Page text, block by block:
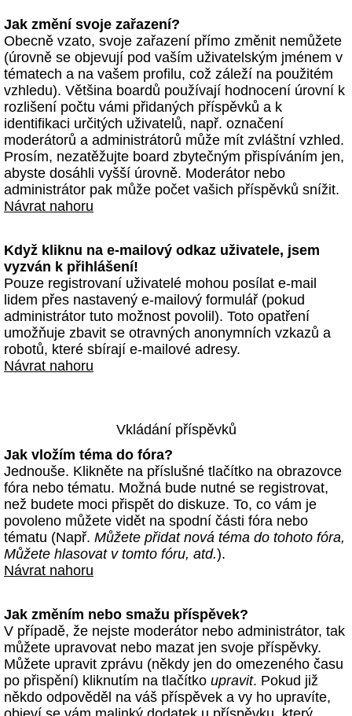
Jak změní svoje zařazení?
Obecně vzato, svoje zařazení přímo změnit nemůžete
(úrovně se objevují pod vaším uživatelským jménem v
tématech a na vašem profilu, což záleží na použitém
vzhledu). Většina boardů používají hodnocení úrovní k
rozlišení počtu vámi přidaných příspěvků a k
identifikaci určitých uživatelů, např. označení
moderátorů a administrátorů může mít zvláštní vzhled.
Prosím, nezatěžujte board zbytečným přispíváním jen,
abyste dosáhli vyšší úrovně. Moderátor nebo
administrátor pak může počet vašich příspěvků snížit.
Návrat nahoru
Když kliknu na e-mailový odkaz uživatele, jsem
vyzván k přihlášení!
Pouze registrovaní uživatelé mohou posílat e-mail
lidem přes nastavený e-mailový formulář (pokud
administrátor tuto možnost povolil). Toto opatření
umožňuje zbavit se otravných anonymních vzkazů a
robotů, které sbírají e-mailové adresy.
Návrat nahoru
Vkládání příspěvků
Jak vložím téma do fóra?
Jednouše. Klikněte na příslušné tlačítko na obrazovce
fóra nebo tématu. Možná bude nutné se registrovat,
než budete moci přispět do diskuze. To, co vám je
povoleno můžete vidět na spodní části fóra nebo
tématu (Např. Můžete přidat nová téma do tohoto fóra,
Můžete hlasovat v tomto fóru, atd.).
Návrat nahoru
Jak změním nebo smažu příspěvek?
V případě, že nejste moderátor nebo administrátor, tak
můžete upravovat nebo mazat jen svoje příspěvky.
Můžete upravit zprávu (někdy jen do omezeného času
po přispění) kliknutím na tlačítko upravit. Pokud již
někdo odpověděl na váš příspěvek a vy ho upravíte,